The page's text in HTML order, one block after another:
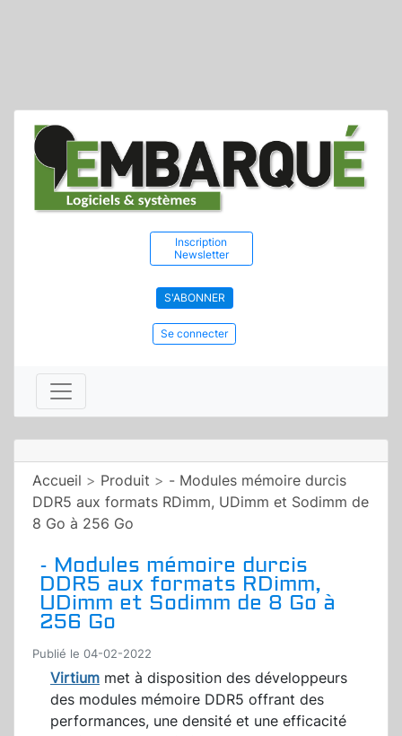
Inscription
Newsletter
S'ABONNER
Se connecter
Accueil > Produit > - Modules mémoire durcis
DDR5 aux formats RDimm, UDimm et Sodimm de
8 Go à 256 Go
- Modules mémoire durcis
DDR5 aux formats RDimm,
UDimm et Sodimm de 8 Go à
256 Go
Publié le 04-02-2022
Virtium met à disposition des développeurs
des modules mémoire DDR5 offrant des
performances, une densité et une efficacité